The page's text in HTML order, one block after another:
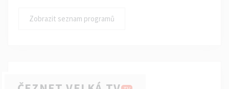
Zobrazit seznam programů